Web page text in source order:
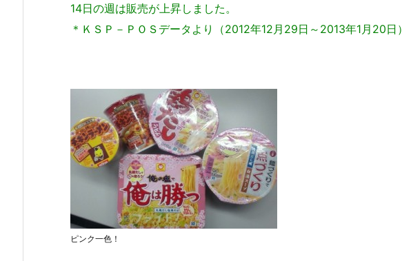
14日の週は販売が上昇しました。
＊ＫＳＰ－ＰＯＳデータより（2012年12月29日～2013年1月20日）
ピンク一色！